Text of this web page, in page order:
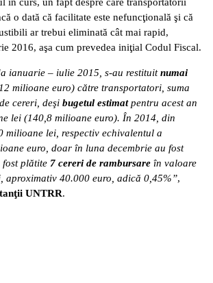
o dată că facilitate este nefuncţională şi că
ar trebui eliminată cât mai rapid,
2016, aşa cum prevedea iniţial Codul Fiscal.
ianuarie – iulie 2015, s-au restituitnumai
milioane euro) către transportatori, suma
cereri, deşi bugetul estimatpentru acest an
lei (140,8 milioane euro). În 2014, din
milioane lei, respectiv echivalentul a
euro, doar în luna decembrie au fost
plătite 7 cereri de rambursare în valoare
aproximativ 40.000 euro, adică 0,45%”,
UNTRR.